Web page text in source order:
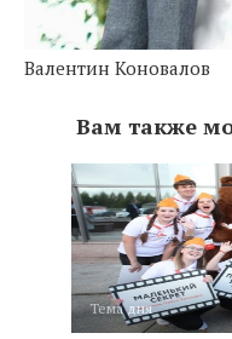
Валентин Коновалов
Вам также
Тема дня